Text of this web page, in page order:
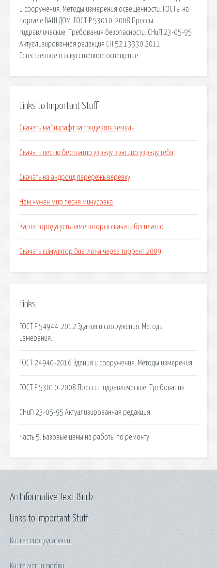
и сооружения. Методы измерения освещенности. ГОСТы на
портале ВАШ ДОМ. ГОСТ Р 53010-2008 Прессы
гидравлические. Требования безопасности. СНиП 23-05-95
Актуализированная редакция СП 52.13330.2011
Естественное и искусственное освещение.
Links to Important Stuff
Скачать майнкрафт за тридевять земель
Скачать песню бесплатно украду красиво украду тебя
Скачать на андроид перережь веревку
Нам нужен мир песня минусовка
Карта города усть каменогорск скачать бесплатно
Скачать симулятор биатлона через торрент 2009
Links
ГОСТ Р 54944-2012 Здания и сооружения. Методы
измерения.
ГОСТ 24940-2016 Здания и сооружения. Методы измерения.
ГОСТ Р 53010-2008 Прессы гидравлические. Требования.
СНиП 23-05-95 Актуализированная редакция
Часть 5. Базовые цены на работы по ремонту.
Links to Important Stuff
Книга геноцид армян
Книга магии любви
An Informative Text Blurb